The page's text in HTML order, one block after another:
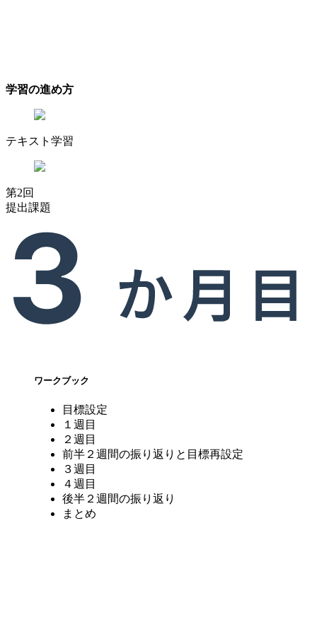
学習の進め方
テキスト学習
第2回
提出課題
ワークブック
目標設定
１週目
２週目
前半２週間の振り返りと目標再設定
３週目
４週目
後半２週間の振り返り
まとめ